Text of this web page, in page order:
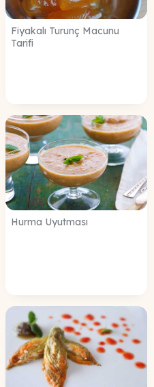
Fiyakalı Turunç Macunu
Tarifi
Hurma Uyutması